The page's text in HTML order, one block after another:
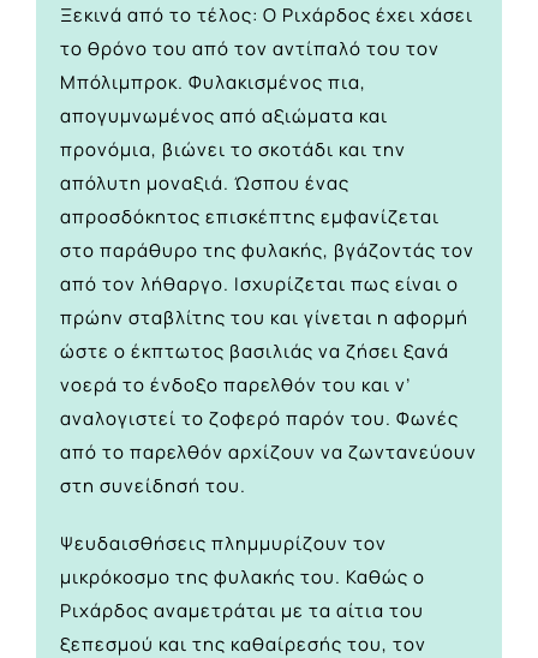
Ξεκινά από το τέλος: Ο Ριχάρδος έχει χάσει
το θρόνο του από τον αντίπαλό του τον
Μπόλιμπροκ. Φυλακισμένος πια,
απογυμνωμένος από αξιώματα και
προνόμια, βιώνει το σκοτάδι και την
απόλυτη μοναξιά. Ώσπου ένας
απροσδόκητος επισκέπτης εμφανίζεται
στο παράθυρο της φυλακής, βγάζοντάς τον
από τον λήθαργο. Ισχυρίζεται πως είναι ο
πρώην σταβλίτης του και γίνεται η αφορμή
ώστε ο έκπτωτος βασιλιάς να ζήσει ξανά
νοερά το ένδοξο παρελθόν του και ν’
αναλογιστεί το ζοφερό παρόν του. Φωνές
από το παρελθόν αρχίζουν να ζωντανεύουν
στη συνείδησή του.
Ψευδαισθήσεις πλημμυρίζουν τον
μικρόκοσμο της φυλακής του. Καθώς ο
Ριχάρδος αναμετράται με τα αίτια του
ξεπεσμού και της καθαίρεσής του, τον